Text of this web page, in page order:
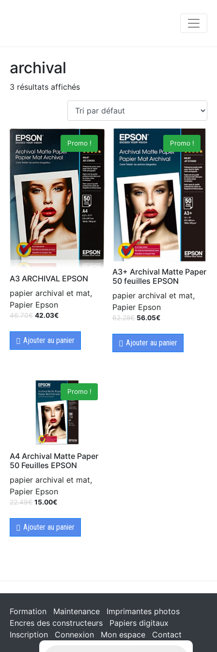
archival
3 résultats affichés
Promo !
A3 ARCHIVAL EPSON
papier archival et mat,
Papier Epson
46.70€ 42.03€
Ajouter au panier
Promo !
A3+ Archival Matte Paper
50 feuilles EPSON
papier archival et mat,
Papier Epson
62.28€ 56.05€
Ajouter au panier
Promo !
A4 Archival Matte Paper
50 Feuilles EPSON
papier archival et mat,
Papier Epson
22.49€ 15.00€
Ajouter au panier
Formation Maintenance
Imprimantes photos
Encres des constructeurs
Papiers digitaux
Inscription
Connexion Mon espace Contact